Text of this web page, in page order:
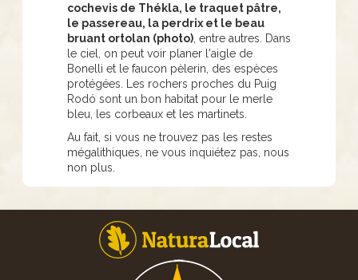
cochevis de Thékla, le traquet pâtre,
le passereau, la perdrix et le beau
bruant ortolan (photo) , entre autres. Dans
le ciel, on peut voir planer l'aigle de
Bonelli et le faucon pèlerin, des espèces
protégées. Les rochers proches du Puig
Rodó sont un bon habitat pour le merle
bleu, les corbeaux et les martinets.
Au fait, si vous ne trouvez pas les restes
mégalithiques, ne vous inquiétez pas, nous
non plus.